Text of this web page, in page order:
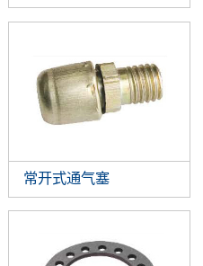
常开式通气塞